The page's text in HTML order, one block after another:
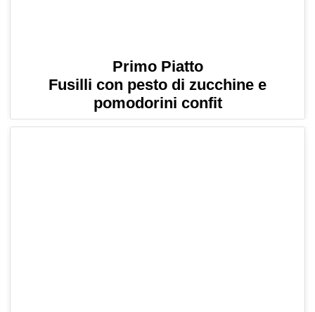
Primo Piatto
Fusilli con pesto di zucchine e
pomodorini confit